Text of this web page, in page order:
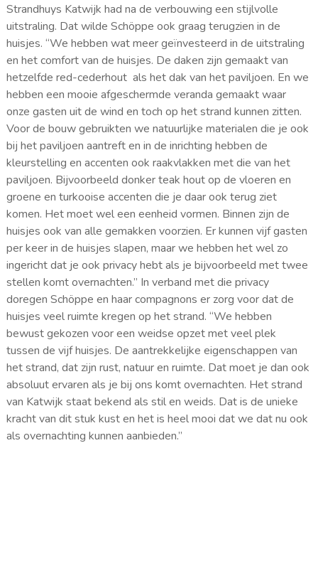
Strandhuys Katwijk had na de verbouwing een stijlvolle
uitstraling. Dat wilde Schöppe ook graag terugzien in de
huisjes. “We hebben wat meer geïnvesteerd in de uitstraling
en het comfort van de huisjes. De daken zijn gemaakt van
hetzelfde red-cederhout als het dak van het paviljoen. En we
hebben een mooie afgeschermde veranda gemaakt waar
onze gasten uit de wind en toch op het strand kunnen zitten.
Voor de bouw gebruikten we natuurlijke materialen die je ook
bij het paviljoen aantreft en in de inrichting hebben de
kleurstelling en accenten ook raakvlakken met die van het
paviljoen. Bijvoorbeeld donker teak hout op de vloeren en
groene en turkooise accenten die je daar ook terug ziet
komen. Het moet wel een eenheid vormen. Binnen zijn de
huisjes ook van alle gemakken voorzien. Er kunnen vijf gasten
per keer in de huisjes slapen, maar we hebben het wel zo
ingericht dat je ook privacy hebt als je bijvoorbeeld met twee
stellen komt overnachten.” In verband met die privacy
doregen Schöppe en haar compagnons er zorg voor dat de
huisjes veel ruimte kregen op het strand. “We hebben
bewust gekozen voor een weidse opzet met veel plek
tussen de vijf huisjes. De aantrekkelijke eigenschappen van
het strand, dat zijn rust, natuur en ruimte. Dat moet je dan ook
absoluut ervaren als je bij ons komt overnachten. Het strand
van Katwijk staat bekend als stil en weids. Dat is de unieke
kracht van dit stuk kust en het is heel mooi dat we dat nu ook
als overnachting kunnen aanbieden.”